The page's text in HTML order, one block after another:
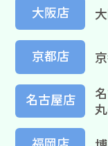
大阪店
京都店
名古屋店